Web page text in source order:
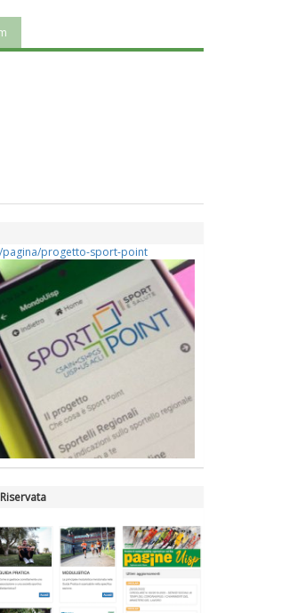
pagina/progetto-sport-point